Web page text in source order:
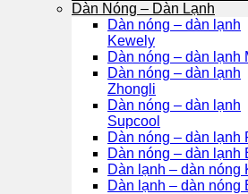
Dàn Nóng – Dàn Lạnh
Dàn nóng – dàn lạnh
Kewely
Dàn nóng – dàn lạnh
Dàn nóng – dàn lạnh
Zhongli
Dàn nóng – dàn lạnh
Supcool
Dàn nóng – dàn lạnh
Dàn nóng – dàn lạnh
Dàn lạnh – dàn nóng
Dàn lạnh – dàn nóng